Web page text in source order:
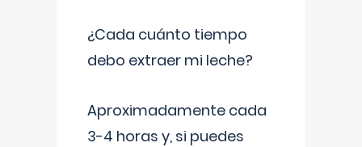
¿Cada cuánto tiempo
debo extraer mi leche?
Aproximadamente cada
3-4 horas y, si puedes